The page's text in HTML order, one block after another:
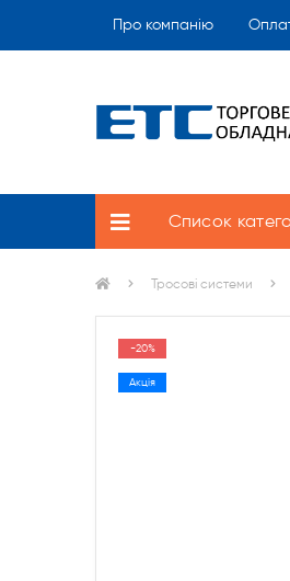
Про компанію
Список
Тросові системи
-20%
Акція